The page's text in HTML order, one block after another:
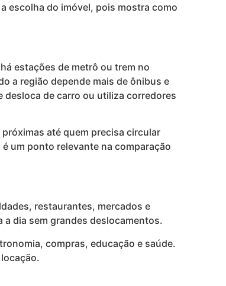
escolha do imóvel, pois mostra como
estações de metrô ou trem no
a região depende mais de ônibus e
de carro ou utiliza corredores
até quem precisa circular
um ponto relevante na comparação
restaurantes, mercados e
dia sem grandes deslocamentos.
compras, educação e saúde.